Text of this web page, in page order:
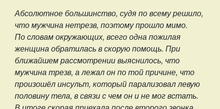
Абсолютное большинство, судя по всему решило,
что мужчина нетрезв, поэтому прошло мимо.
По словам окружающих, всего одна пожилая
женщина обратилась в скорую помощь. При
ближайшем рассмотрении выяснилось, что
мужчина трезв, а лежал он по той причине, что
произошёл инсульт, который парализовал левую
половину тела, в связи с чем он и не мог встать.